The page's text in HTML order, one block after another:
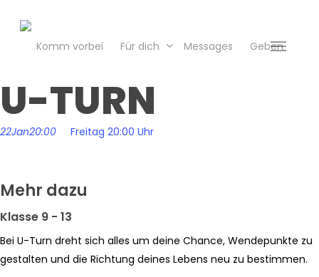
Komm vorbei Für dich Messages Geben
Menu
U-TURN
22Jan20:00 Freitag 20:00 Uhr
Mehr dazu
Klasse 9 - 13
Bei U-Turn dreht sich alles um deine Chance, Wendepunkte zu
gestalten und die Richtung deines Lebens neu zu bestimmen.